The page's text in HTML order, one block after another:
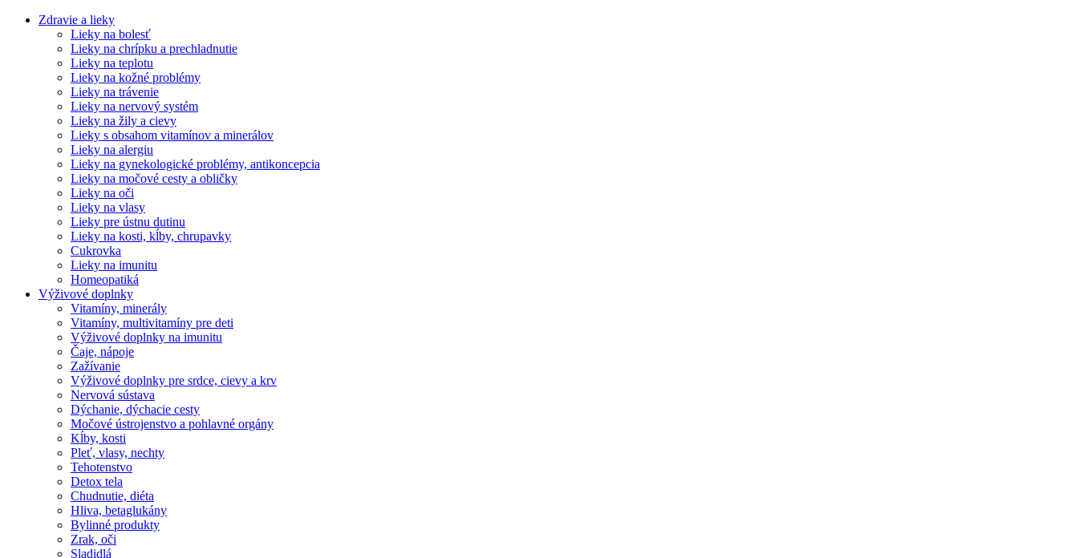
Zdravie a lieky
Lieky na bolesť
Lieky na chrípku a prechladnutie
Lieky na teplotu
Lieky na kožné problémy
Lieky na trávenie
Lieky na nervový systém
Lieky na žily a cievy
Lieky s obsahom vitamínov a minerálov
Lieky na alergiu
Lieky na gynekologické problémy, antikoncepcia
Lieky na močové cesty a obličky
Lieky na oči
Lieky na vlasy
Lieky pre ústnu dutinu
Lieky na kosti, kĺby, chrupavky
Cukrovka
Lieky na imunitu
Homeopatiká
Výživové doplnky
Vitamíny, minerály
Vitamíny, multivitamíny pre deti
Výživové doplnky na imunitu
Čaje, nápoje
Zažívanie
Výživové doplnky pre srdce, cievy a krv
Nervová sústava
Dýchanie, dýchacie cesty
Močové ústrojenstvo a pohlavné orgány
Kĺby, kosti
Pleť, vlasy, nechty
Tehotenstvo
Detox tela
Chudnutie, diéta
Hliva, betaglukány
Bylinné produkty
Zrak, oči
Sladidlá